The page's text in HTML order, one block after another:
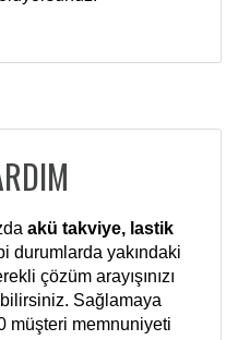
akü takviye, lastik
durumlarda yakındaki
çözüm arayışınızı
Sağlamaya
müşteri memnuniyeti